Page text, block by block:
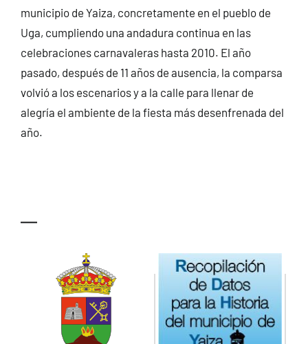
municipio de Yaiza, concretamente en el pueblo de
Uga, cumpliendo una andadura continua en las
celebraciones carnavaleras hasta 2010. El año
pasado, después de 11 años de ausencia, la comparsa
volvió a los escenarios y a la calle para llenar de
alegría el ambiente de la fiesta más desenfrenada del
año.
—